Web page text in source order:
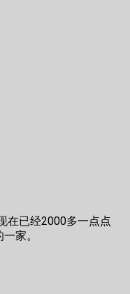
在已经2000多一点点
家。